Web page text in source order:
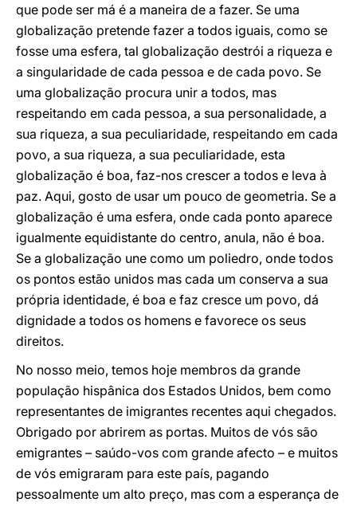
que pode ser má é a maneira de a fazer. Se uma
globalização pretende fazer a todos iguais, como se
fosse uma esfera, tal globalização destrói a riqueza e
a singularidade de cada pessoa e de cada povo. Se
uma globalização procura unir a todos, mas
respeitando em cada pessoa, a sua personalidade, a
sua riqueza, a sua peculiaridade, respeitando em cada
povo, a sua riqueza, a sua peculiaridade, esta
globalização é boa, faz-nos crescer a todos e leva à
paz. Aqui, gosto de usar um pouco de geometria. Se a
globalização é uma esfera, onde cada ponto aparece
igualmente equidistante do centro, anula, não é boa.
Se a globalização une como um poliedro, onde todos
os pontos estão unidos mas cada um conserva a sua
própria identidade, é boa e faz cresce um povo, dá
dignidade a todos os homens e favorece os seus
direitos.
No nosso meio, temos hoje membros da grande
população hispânica dos Estados Unidos, bem como
representantes de imigrantes recentes aqui chegados.
Obrigado por abrirem as portas. Muitos de vós são
emigrantes – saúdo-vos com grande afecto – e muitos
de vós emigraram para este país, pagando
pessoalmente um alto preço, mas com a esperança de